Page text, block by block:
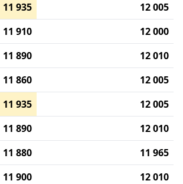
11 935
12 005
11 910
12 000
11 890
12 010
11 860
12 005
11 935
12 005
11 890
12 010
11 880
11 965
11 900
12 010